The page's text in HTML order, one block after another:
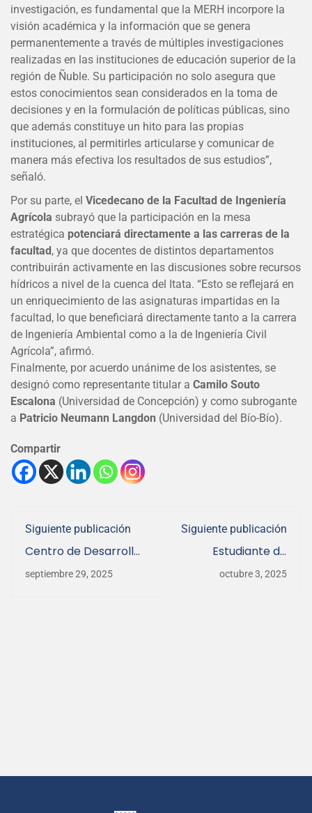
investigación, es fundamental que la MERH incorpore la
visión académica y la información que se genera
permanentemente a través de múltiples investigaciones
realizadas en las instituciones de educación superior de la
región de Ñuble. Su participación no solo asegura que
estos conocimientos sean considerados en la toma de
decisiones y en la formulación de políticas públicas, sino
que además constituye un hito para las propias
instituciones, al permitirles articularse y comunicar de
manera más efectiva los resultados de sus estudios”,
señaló.
Por su parte, el Vicedecano de la Facultad de Ingeniería
Agrícola subrayó que la participación en la mesa
estratégica potenciará directamente a las carreras de la
facultad, ya que docentes de distintos departamentos
contribuirán activamente en las discusiones sobre recursos
hídricos a nivel de la cuenca del Itata. “Esto se reflejará en
un enriquecimiento de las asignaturas impartidas en la
facultad, lo que beneficiará directamente tanto a la carrera
de Ingeniería Ambiental como a la de Ingeniería Civil
Agrícola”, afirmó.
Finalmente, por acuerdo unánime de los asistentes, se
designó como representante titular a Camilo Souto
Escalona (Universidad de Concepción) y como subrogante
a Patricio Neumann Langdon (Universidad del Bío-Bío).
Compartir
Siguiente publicación
Centro de Desarrollo
Agroindustrial festejó
septiembre 29, 2025
Siguiente publicación
Estudiante de
Agrícola fue
octubre 3, 2025